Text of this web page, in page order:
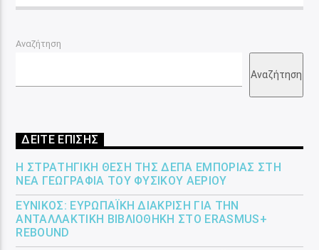
Αναζήτηση
Αναζήτηση
ΔΕΙΤΕ ΕΠΙΣΗΣ
Η ΣΤΡΑΤΗΓΙΚΉ ΘΈΣΗ ΤΗΣ ΔΕΠΑ ΕΜΠΟΡΊΑΣ ΣΤΗ
ΝΈΑ ΓΕΩΓΡΑΦΊΑ ΤΟΥ ΦΥΣΙΚΟΎ ΑΕΡΊΟΥ
ΕΎΝΙΚΟΣ: ΕΥΡΩΠΑΪΚΉ ΔΙΆΚΡΙΣΗ ΓΙΑ ΤΗΝ
ΑΝΤΑΛΛΑΚΤΙΚΉ ΒΙΒΛΙΟΘΉΚΗ ΣΤΟ ERASMUS+
REBOUND